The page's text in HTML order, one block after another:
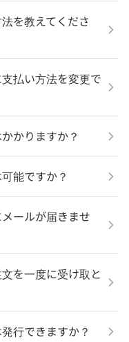
を教えてくださ
払い方法を変更で
かりますか？
能ですか？
ールが届きませ
を一度に受け取と
行できますか？